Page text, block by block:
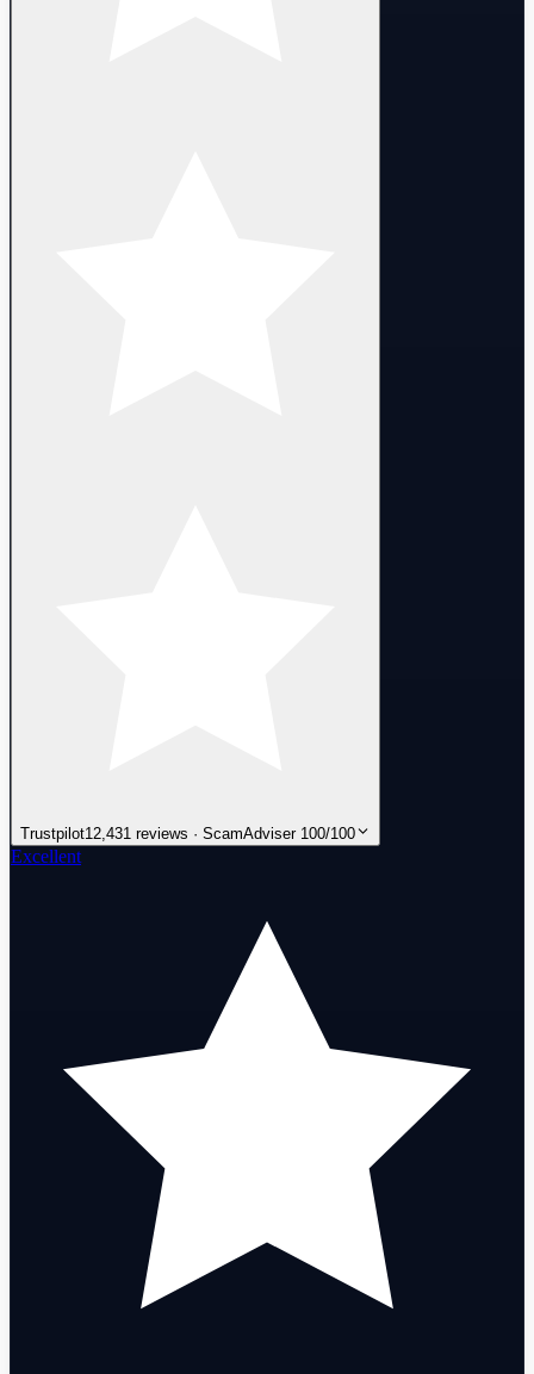
Trustpilot12,431 reviews · ScamAdviser 100/100
Excellent